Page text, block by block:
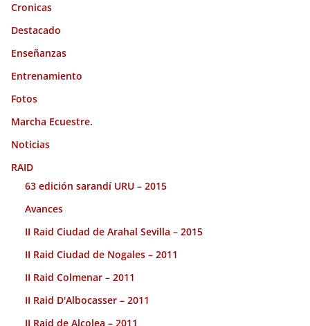
Cronicas
Destacado
Enseñanzas
Entrenamiento
Fotos
Marcha Ecuestre.
Noticias
RAID
63 edición sarandí URU – 2015
Avances
II Raid Ciudad de Arahal Sevilla – 2015
II Raid Ciudad de Nogales – 2011
II Raid Colmenar – 2011
II Raid D'Albocasser – 2011
II Raid de Alcolea – 2011